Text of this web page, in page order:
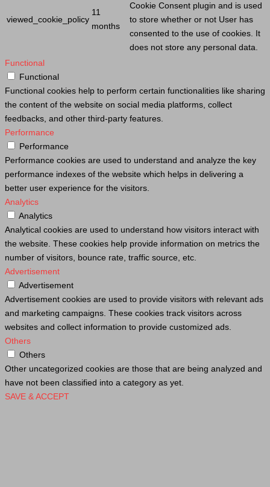
viewed_cookie_policy
11
months
Cookie Consent plugin and is used
to store whether or not User has
consented to the use of cookies. It
does not store any personal data.
Functional
Functional
Functional cookies help to perform certain functionalities like sharing
the content of the website on social media platforms, collect
feedbacks, and other third-party features.
Performance
Performance
Performance cookies are used to understand and analyze the key
performance indexes of the website which helps in delivering a
better user experience for the visitors.
Analytics
Analytics
Analytical cookies are used to understand how visitors interact with
the website. These cookies help provide information on metrics the
number of visitors, bounce rate, traffic source, etc.
Advertisement
Advertisement
Advertisement cookies are used to provide visitors with relevant ads
and marketing campaigns. These cookies track visitors across
websites and collect information to provide customized ads.
Others
Others
Other uncategorized cookies are those that are being analyzed and
have not been classified into a category as yet.
SAVE & ACCEPT